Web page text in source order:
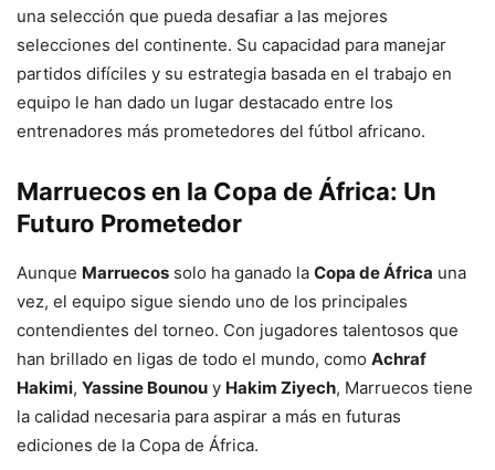
una selección que pueda desafiar a las mejores
selecciones del continente. Su capacidad para manejar
partidos difíciles y su estrategia basada en el trabajo en
equipo le han dado un lugar destacado entre los
entrenadores más prometedores del fútbol africano.
Marruecos en la Copa de África: Un
Futuro Prometedor
Aunque Marruecos solo ha ganado la Copa de África una
vez, el equipo sigue siendo uno de los principales
contendientes del torneo. Con jugadores talentosos que
han brillado en ligas de todo el mundo, como Achraf
Hakimi, Yassine Bounou y Hakim Ziyech, Marruecos tiene
la calidad necesaria para aspirar a más en futuras
ediciones de la Copa de África.